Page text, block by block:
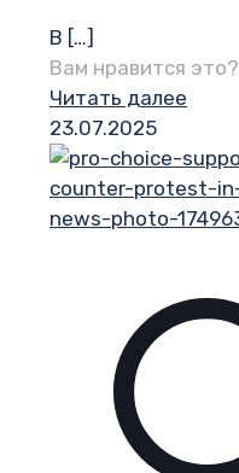
В […]
Вам нравится это?
Читать далее
23.07.2025